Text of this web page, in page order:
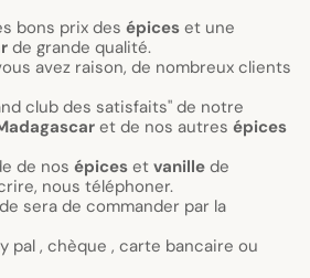
bons prix des épices et une
de grande qualité.
avez raison, de nombreux clients
club des satisfaits" de notre
et de nos autres épices
de nos épices et vanille de
nous téléphoner.
sera de commander par la
pal , chèque , carte bancaire ou